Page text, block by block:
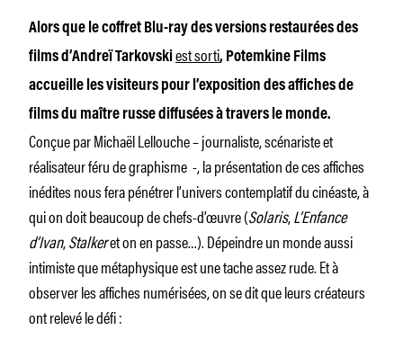
Alors que le coffret Blu-ray des versions restaurées des
films d’Andreï Tarkovskiest sorti, Potemkine Films
accueille les visiteurs pour l’exposition des affiches de
films du maître russe diffusées à travers le monde.
Conçue par Michaël Lellouche – journaliste, scénariste et
réalisateur féru de graphisme -, la présentation de ces affiches
inédites nous fera pénétrer l’univers contemplatif du cinéaste, à
qui on doit beaucoup de chefs-d’œuvre (Solaris,L’Enfance
d’Ivan,Stalkeret on en passe…). Dépeindre un monde aussi
intimiste que métaphysique est une tache assez rude. Et à
observer les affiches numérisées, on se dit que leurs créateurs
ont relevé le défi :